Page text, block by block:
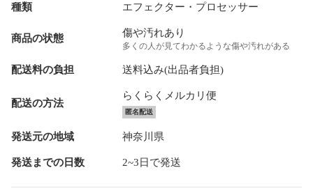
種類 エフェクター・プロセッサー
商品の状態 傷や汚れあり
多くの人が見てわかるような傷や汚れがある
配送料の負担 送料込み(出品者負担)
配送の方法
らくらくメルカリ便
匿名配送
発送元の地域 神奈川県
発送までの日数 2~3日で発送